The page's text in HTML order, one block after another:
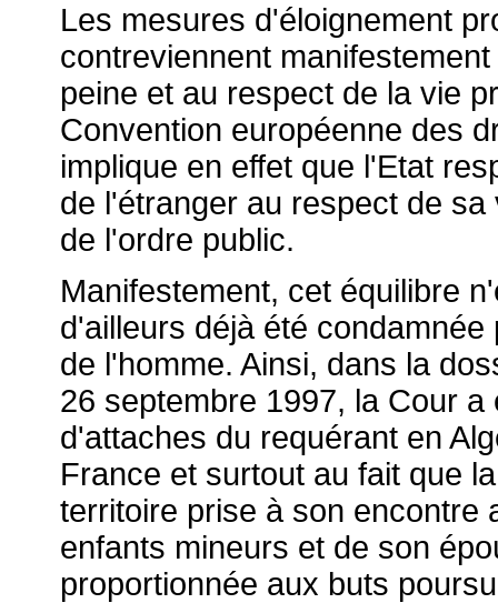
Les mesures d'éloignement
contreviennent
peine et au respect de la vie
Convention européenne des
implique en effet que l'Etat
de l'étranger au respect de
de l'ordre public.
Manifestement, cet équilibre
d'ailleurs déjà été
de l'homme. Ainsi, dans la
26 septembre 1997, la Cour
d'attaches du requérant en
France et surtout au fait que
territoire prise à son encontre
enfants mineurs et de son
proportionnée aux buts